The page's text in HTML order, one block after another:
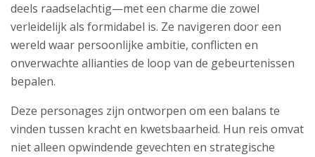
deels raadselachtig—met een charme die zowel
verleidelijk als formidabel is. Ze navigeren door een
wereld waar persoonlijke ambitie, conflicten en
onverwachte allianties de loop van de gebeurtenissen
bepalen.
Deze personages zijn ontworpen om een balans te
vinden tussen kracht en kwetsbaarheid. Hun reis omvat
niet alleen opwindende gevechten en strategische